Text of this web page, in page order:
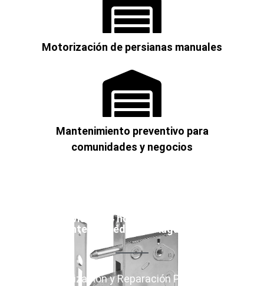
Motorización de persianas manuales
Mantenimiento preventivo para
comunidades y negocios
Servicios 24 horas urgente y no
urgente Cardedeu en August 2026
Motorización y Reparación Persianas